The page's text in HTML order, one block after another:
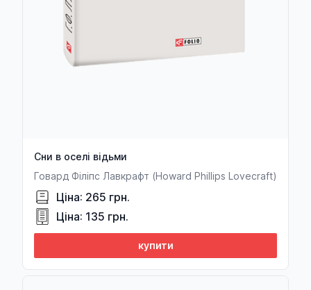
Сни в оселі відьми
Говард Філіпс Лавкрафт (Howard Phillips Lovecraft)
Ціна: 265 грн.
Ціна: 135 грн.
купити